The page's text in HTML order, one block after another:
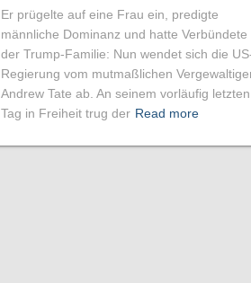
Er prügelte auf eine Frau ein, predigte
männliche Dominanz und hatte Verbündete
der Trump-Familie: Nun wendet sich die
Regierung vom mutmaßlichen
Andrew Tate ab. An seinem vorläufig letzten
Tag in Freiheit trug der Read more